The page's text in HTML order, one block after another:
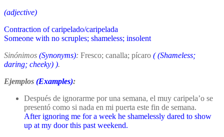
(adjective)
Contraction of caripelado/caripelada
Someone with no scruples; shameless; insolent
Sinónimos (Synonyms): Fresco; canalla; pícaro ((Shameless;
daring; cheeky) ).
Ejemplos (Examples):
Después de ignorarme por una semana, el muy caripela’o se
presentó como si nada en mi puerta este fin de semana.
After ignoring me for a week he shamelessly dared to show
up at my door this past weekend.